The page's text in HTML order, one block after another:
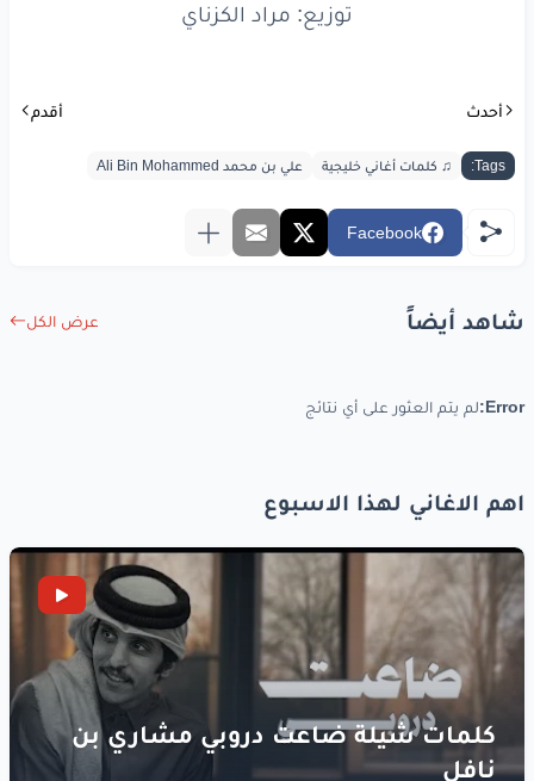
باشْكيحبيبٍمخوِّفني
أشتكي لك
ومثلك وصاله يشرِّفني
توزيع: مراد الكزناي
أحدث أقدم
Tags: ♫ كلمات أغاني خليجية علي بن محمد Ali Bin Mohammed
Facebook
شاهد أيضاً عرض الكل
Error: لم يتم العثور على أي نتائج
اهم الاغاني لهذا الاسبوع